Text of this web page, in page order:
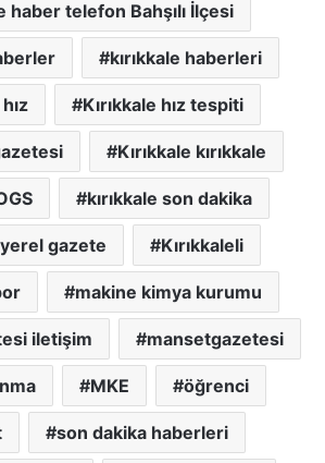
haber telefon Bahşılı İlçesi
kırıkkale haberleri
Kırıkkale hız tespiti
Kırıkkale kırıkkale
kırıkkale son dakika
yerel gazete Kırıkkaleli
makine kimya kurumu
iletişim mansetgazetesi
MKE öğrenci
son dakika haberleri